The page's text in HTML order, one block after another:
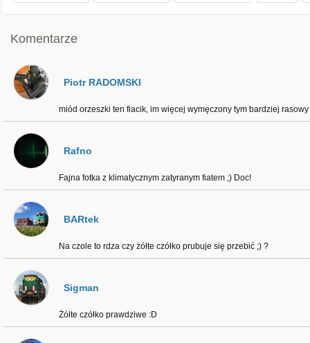
Komentarze
Piotr RADOMSKI
miód orzeszki ten fiacik, im więcej wymęczony tym bardziej rasowy
Rafno
Fajna fotka z klimatycznym zatyranym fiatem ;) Doc!
BARtek
Na czole to rdza czy żółte czółko prubuje się przebić ;) ?
Sigman
Żółte czółko prawdziwe :D